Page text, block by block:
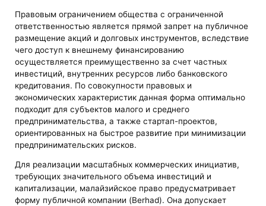
Правовым ограничением общества с ограниченной
ответственностью является прямой запрет на публичное
размещение акций и долговых инструментов, вследствие
чего доступ к внешнему финансированию
осуществляется преимущественно за счет частных
инвестиций, внутренних ресурсов либо банковского
кредитования. По совокупности правовых и
экономических характеристик данная форма оптимально
подходит для субъектов малого и среднего
предпринимательства, а также стартап-проектов,
ориентированных на быстрое развитие при минимизации
предпринимательских рисков.
Для реализации масштабных коммерческих инициатив,
требующих значительного объема инвестиций и
капитализации, малайзийское право предусматривает
форму публичной компании (Berhad). Она допускает